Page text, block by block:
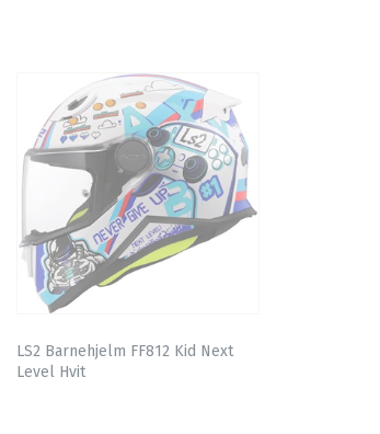
LS2 Barnehjelm FF812 Kid Next
Level Hvit